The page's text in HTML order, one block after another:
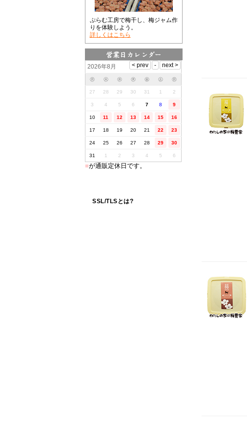
ぷらむ工房で梅干し、梅ジャム作
りを体験しよう。
詳しくはこちら
2026年8月
㊊ ㊋ ㊌ ㊍ ㊎ ㊏ ㊐
27 28 29 30 31 1 2
3 4 5 6 7 8 9
10 11 12 13 14 15 16
17 18 19 20 21 22 23
24 25 26 27 28 29 30
31 1 2 3 4 5 6
■が通販定休日です。
SSL/TLSとは?